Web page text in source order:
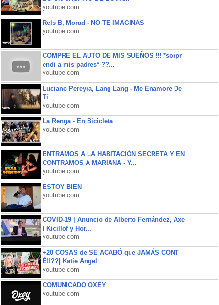
youtube.com
Rels B, Morad - NO TE IMAGINAS
youtube.com
COMPRE EL AUTO DE MIS SUEÑOS !!! *sorpr
endi a mis padres* ??...
youtube.com
Luciano Pereyra, Lang Lang - Me Enamore De
Ti
youtube.com
La Renga - En Bicicleta
youtube.com
ENTRAMOS A LA HABITACIÓN SECRETA Y EN
CONTRAMOS A MARIANA - Y...
youtube.com
ESTOY BIEN
youtube.com
COVID-19 | Anuncio de Alberto Fernández, Axe
l Kicillof y Hor...
youtube.com
+20 COSAS de SE ACABÓ que JAMÁS CONT
É!!??| Katie Angel
youtube.com
COMUNICADO OXEY
youtube.com